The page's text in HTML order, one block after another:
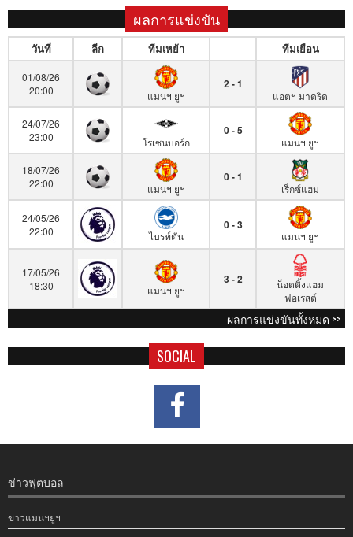
ผลการแข่งขัน
วันที่ ลีก ทีมเหย้า ทีมเยือน
01/08/26
20:00
แมนฯ ยูฯ
2 - 1
แอตฯ มาดริด
24/07/26
23:00
โรเซนบอร์ก
0 - 5
แมนฯ ยูฯ
18/07/26
22:00
แมนฯ ยูฯ
0 - 1
เร็กซ์แฮม
24/05/26
22:00
ไบรท์ตัน
0 - 3
แมนฯ ยูฯ
17/05/26
18:30
แมนฯ ยูฯ
3 - 2
น็อตติ้งแฮม
ฟอเรสต์
ผลการแข่งขันทั้งหมด >>
SOCIAL
ข่าวฟุตบอล
ข่าวแมนฯยูฯ